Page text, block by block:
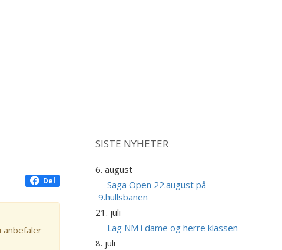
Del
anbefaler
SISTE NYHETER
6. august
Saga Open 22.august på
9.hullsbanen
21. juli
Lag NM i dame og herre klassen
8. juli